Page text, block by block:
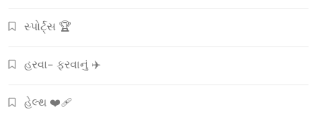
સ્પોર્ટ્સ 🏆
હરવા- ફરવાનું ✈️
હેલ્થ ❤️‍🩹